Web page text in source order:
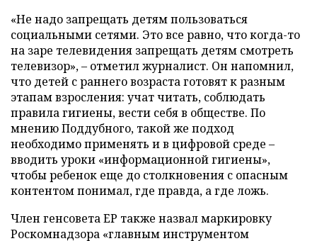
«Не надо запрещать детям пользоваться
социальными сетями. Это все равно, что когда-то
на заре телевидения запрещать детям смотреть
телевизор», – отметил журналист. Он напомнил,
что детей с раннего возраста готовят к разным
этапам взросления: учат читать, соблюдать
правила гигиены, вести себя в обществе. По
мнению Поддубного, такой же подход
необходимо применять и в цифровой среде –
вводить уроки «информационной гигиены»,
чтобы ребенок еще до столкновения с опасным
контентом понимал, где правда, а где ложь.
Член генсовета ЕР также назвал маркировку
Роскомнадзора «главным инструментом